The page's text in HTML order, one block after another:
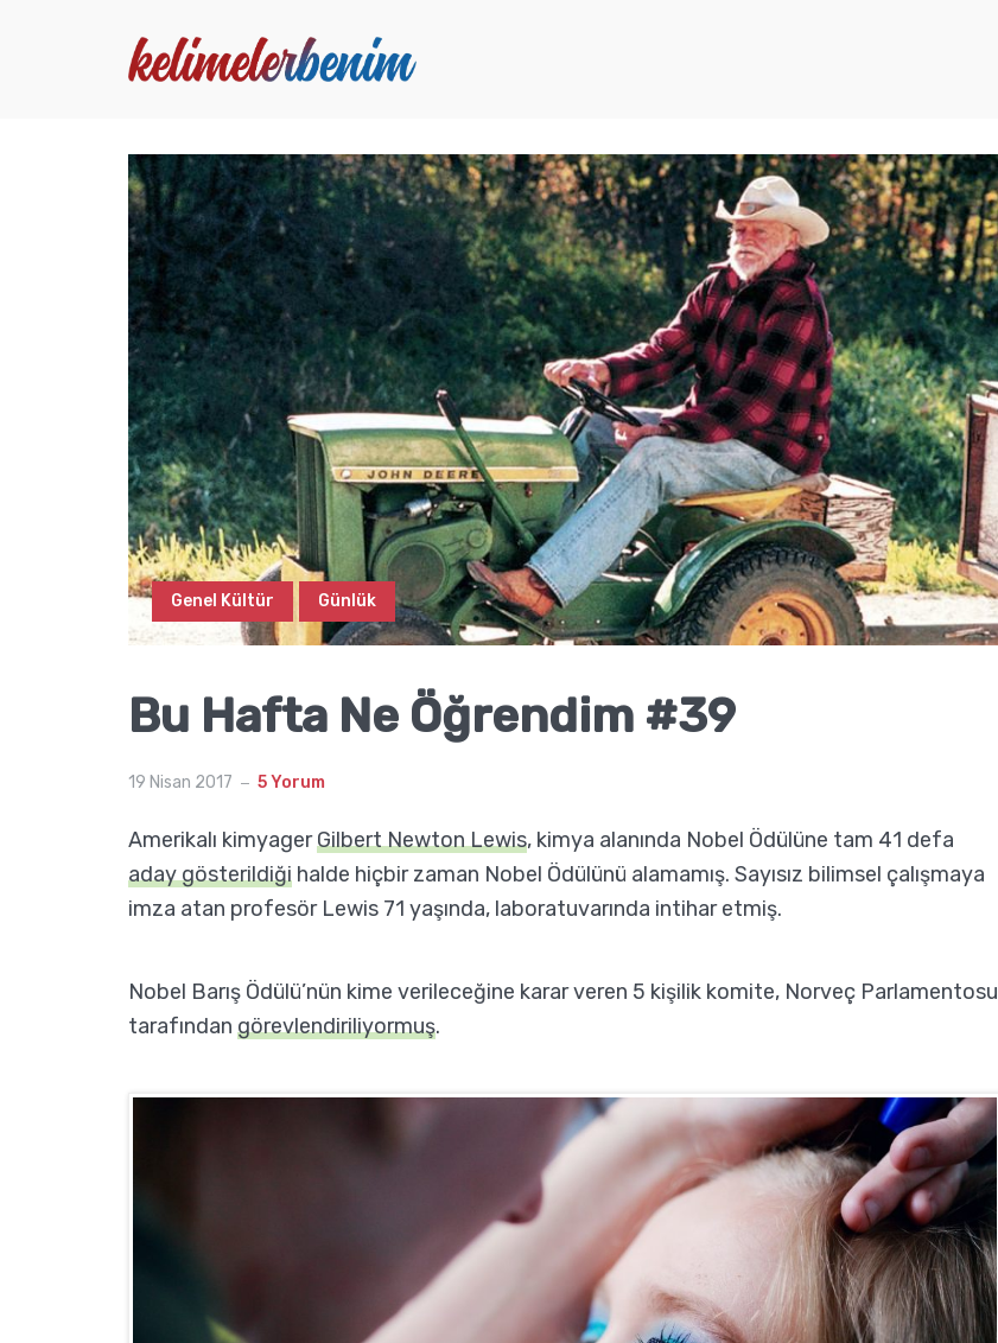
Genel Kültür Günlük
Bu Hafta Ne Öğrendim #39
19 Nisan 2017 5 Yorum
Amerikalı kimyagerGilbert Newton Lewis, kimya alanında Nobel Ödülüne tam 41 defa
aday gösterildiği halde hiçbir zaman Nobel Ödülünü alamamış. Sayısız bilimsel çalışmaya
imza atan profesör Lewis 71 yaşında, laboratuvarında intihar etmiş.
Nobel Barış Ödülü’nün kime verileceğine karar veren 5 kişilik komite, Norveç Parlamentosu
tarafından görevlendiriliyormuş.